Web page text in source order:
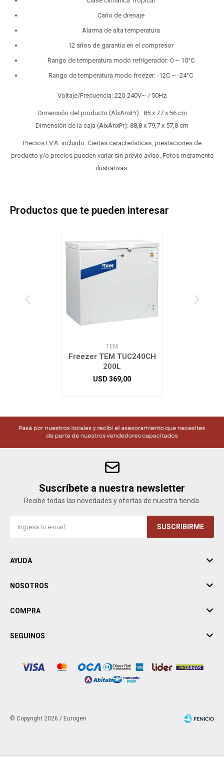
Caño de drenaje
Alarma de alta temperatura
12 años de garantía en el compresor
Rango de temperatura modo refrigerador: 0 ~ 10°C
Rango de temperatura modo freezer: -12C ~ -24°C
Voltaje/Frecuencia: 220-240V~ / 50Hz
Dimensión del producto (AlxAnxPr): 85 x 77 x 56 cm
Dimensión de la caja (AlxAnxPr): 88,8 x 79,7 x 57,8 cm
Precios I.V.A. incluido. Ciertas características, prestaciones de
producto y/o precios pueden variar sin previo aviso. Fotos meramente
ilustrativas.
Productos que te pueden interesar
TEM
Freezer TEM TUC240CH
200L
USD 369,00
Suscríbete a nuestra newsletter
Recibe todas las novedades y ofertas de nuestra tienda.
SUSCRIBIRME
AYUDA
NOSOTROS
COMPRA
SEGUINOS
© Copyright 2026 / Eurogen